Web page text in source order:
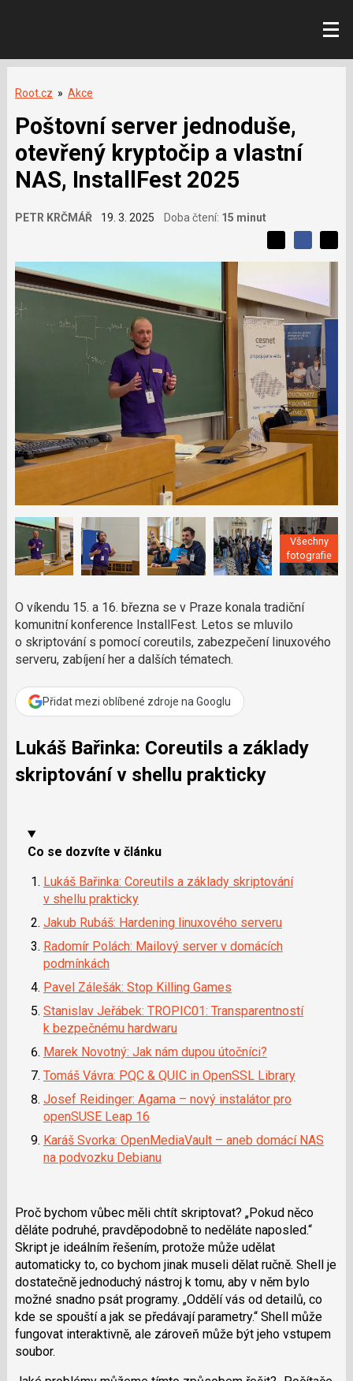
Root.cz » Akce
Poštovní server jednoduše,
otevřený kryptočip a vlastní
NAS, InstallFest 2025
PETR KRČMÁŘ 19. 3. 2025 Doba čtení: 15 minut
e
v
á
m
č
á
n
e
k
o
d
p
o
ř
e
e
d
S
d
l
e
t
S
d
e
j
t
e
n
a
F
a
c
e
b
o
k
d
X
Všechny
fotografie
O víkendu 15. a 16. března se v Praze konala tradiční
komunitní konference InstallFest. Letos se mluvilo
o skriptování s pomocí coreutils, zabezpečení linuxového
serveru, zabíjení her a dalších tématech.
Přidat mezi oblíbené zdroje na Googlu
Lukáš Bařinka: Coreutils a základy
skriptování v shellu prakticky
Co se dozvíte v článku
Lukáš Bařinka: Coreutils a základy skriptování
v shellu prakticky
Jakub Rubáš: Hardening linuxového serveru
Radomír Polách: Mailový server v domácích
podmínkách
Pavel Zálešák: Stop Killing Games
Stanislav Jeřábek: TROPIC01: Transparentností
k bezpečnému hardwaru
Marek Novotný: Jak nám dupou útočníci?
Tomáš Vávra: PQC & QUIC in OpenSSL Library
Josef Reidinger: Agama – nový instalátor pro
openSUSE Leap 16
Karáš Svorka: OpenMediaVault – aneb domácí NAS
na podvozku Debianu
Proč bychom vůbec měli chtít skriptovat? Pokud něco
děláte podruhé, pravděpodobně to neděláte naposled.
Skript je ideálním řešením, protože může udělat
automaticky to, co bychom jinak museli dělat ručně. Shell je
dostatečně jednoduchý nástroj k tomu, aby v něm bylo
možné snadno psát programy. Oddělí vás od detailů, co
kde se spouští a jak se předávají parametry. Shell může
fungovat interaktivně, ale zároveň může být jeho vstupem
soubor.